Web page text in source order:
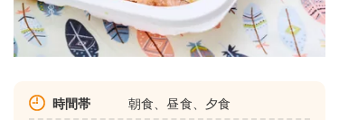
時間帯 朝食、昼食、夕食